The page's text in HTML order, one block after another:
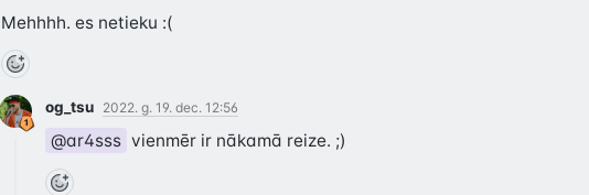
Mehhhh. es netieku :(
og_tsu 2022. g. 19. dec. 12:56
@ar4sss vienmēr ir nākamā reize. ;)